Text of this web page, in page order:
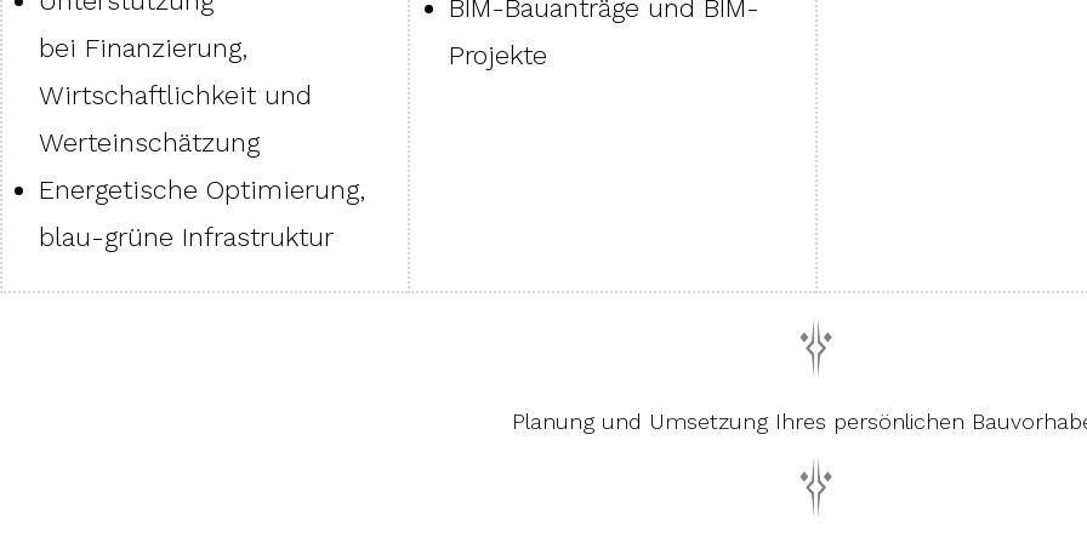
bei Finanzierung,
Wirtschaftlichkeit und
Werteinschätzung
Energetische Optimierung,
blau-grüne Infrastruktur
BIM-Bauanträge und BIM-
Projekte
Planung und Umsetzung Ihres persönlichen